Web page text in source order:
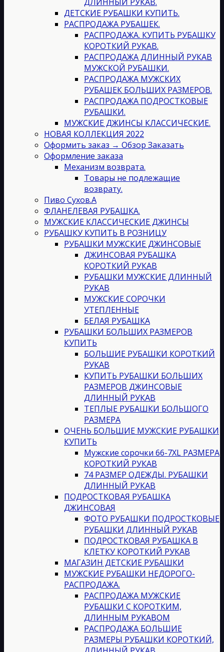
ДЕТСКИЕ РУБАШКИ КУПИТЬ.
РАСПРОДАЖА РУБАШЕК.
РАСПРОДАЖА. КУПИТЬ РУБАШКУ
КОРОТКИЙ РУКАВ.
РАСПРОДАЖА ДЛИННЫЙ РУКАВ
МУЖСКОЙ РУБАШКИ.
РАСПРОДАЖА МУЖСКИХ
РУБАШЕК БОЛЬШИХ РАЗМЕРОВ.
РАСПРОДАЖА ПОДРОСТКОВЫЕ
РУБАШКИ.
МУЖСКИЕ ДЖИНСЫ КЛАССИЧЕСКИЕ.
НОВАЯ КОЛЛЕКЦИЯ 2022
Оформить заказ → Обзор Заказать
Оформление заказа
Механизм возврата.
Товары не подлежащие
возврату.
Пиво Сухов.А
ФЛАНЕЛЕВАЯ РУБАШКА.
МУЖСКИЕ КЛАССИЧЕСКИЕ ДЖИНСЫ
РУБАШКУ КУПИТЬ В РОЗНИЦУ
РУБАШКИ МУЖСКИЕ ДЖИНСОВЫЕ
ДЖИНСОВАЯ РУБАШКА
КОРОТКИЙ РУКАВ
РУБАШКИ МУЖСКИЕ ДЛИННЫЙ
РУКАВ
МУЖСКИЕ СОРОЧКИ
УТЕПЛЕННЫЕ
БЕЛАЯ РУБАШКА
РУБАШКИ БОЛЬШИХ РАЗМЕРОВ
КУПИТЬ
БОЛЬШИЕ РУБАШКИ КОРОТКИЙ
РУКАВ
КУПИТЬ РУБАШКИ БОЛЬШИХ
РАЗМЕРОВ ДЖИНСОВЫЕ
ДЛИННЫЙ РУКАВ
ТЕПЛЫЕ РУБАШКИ БОЛЬШОГО
РАЗМЕРА
ОЧЕНЬ БОЛЬШИЕ МУЖСКИЕ РУБАШКИ
КУПИТЬ
Мужские сорочки 66-7XL РАЗМЕРА
КОРОТКИЙ РУКАВ
74 РАЗМЕР ОДЕЖДЫ. РУБАШКИ
ДЛИННЫЙ РУКАВ
ПОДРОСТКОВАЯ РУБАШКА
ДЖИНСОВАЯ
ФОТО РУБАШКИ ПОДРОСТКОВЫЕ
РУБАШКИ ДЛИННЫЙ РУКАВ
ПОДРОСТКОВАЯ РУБАШКА В
КЛЕТКУ КОРОТКИЙ РУКАВ
МАГАЗИН ДЕТСКИЕ РУБАШКИ
МУЖСКИЕ РУБАШКИ НЕДОРОГО-
РАСПРОДАЖА.
РАСПРОДАЖА МУЖСКИЕ
РУБАШКИ С КОРОТКИМ,
ДЛИННЫМ РУКАВОМ
РАСПРОДАЖА БОЛЬШИЕ
РАЗМЕРЫ РУБАШКИ КОРОТКИЙ,